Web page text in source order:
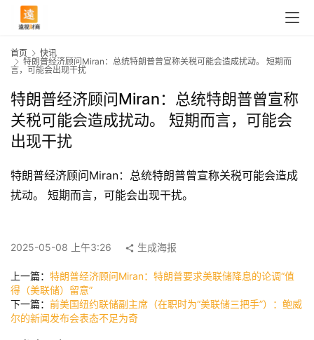
快
讯
首页
快讯
特朗普经济顾问Miran：总统特朗普曾宣称关税可能会造成扰动。 短期而
言，可能会出现干扰
特朗普经济顾问Miran：总统特朗普曾宣称
关税可能会造成扰动。 短期而言，可能会
出现干扰
特朗普经济顾问Miran：总统特朗普曾宣称关税可能会造成
扰动。 短期而言，可能会出现干扰。
2025-05-08 上午3:26 生成海报
上一篇： 特朗普经济顾问Miran：特朗普要求美联储降息的论调“值
得（美联储）留意”
下一篇： 前美国纽约联储副主席（在职时为“美联储三把手”）：鲍威
尔的新闻发布会表态不足为奇